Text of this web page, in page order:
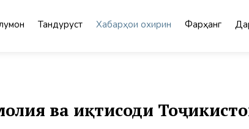
Тандурустӣ Хабарҳои охирин Фарҳанг
ва иқтисоди